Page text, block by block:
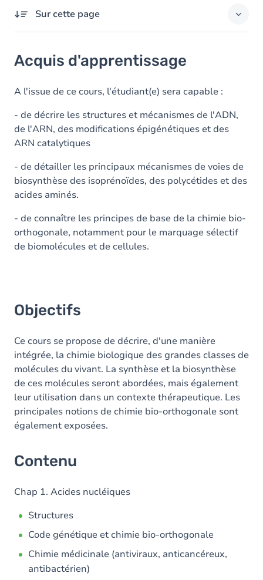
Sur cette page
Objectifs
Contenu
Acquis d'apprentissage
A l'issue de ce cours, l'étudiant(e) sera capable :
- de décrire les structures et mécanismes de l'ADN,
de l'ARN, des modifications épigénétiques et des
ARN catalytiques
- de détailler les principaux mécanismes de voies de
biosynthèse des isoprénoïdes, des polycétides et des
acides aminés.
- de connaître les principes de base de la chimie bio-
orthogonale, notamment pour le marquage sélectif
de biomolécules et de cellules.
Objectifs
Ce cours se propose de décrire, d'une manière
intégrée, la chimie biologique des grandes classes de
molécules du vivant. La synthèse et la biosynthèse
de ces molécules seront abordées, mais également
leur utilisation dans un contexte thérapeutique. Les
principales notions de chimie bio-orthogonale sont
également exposées.
Contenu
Chap 1. Acides nucléiques
Structures
Code génétique et chimie bio-orthogonale
Chimie médicinale (antiviraux, anticancéreux,
antibactérien)